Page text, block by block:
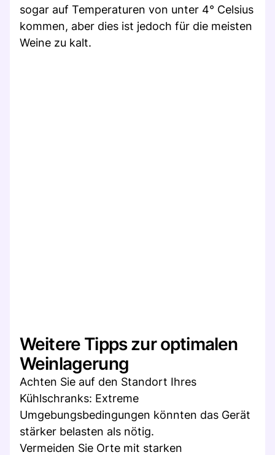
sogar auf Temperaturen von unter 4° Celsius
kommen, aber dies ist jedoch für die meisten
Weine zu kalt.
Weitere Tipps zur optimalen
Weinlagerung
Achten Sie auf den Standort Ihres
Kühlschranks: Extreme
Umgebungsbedingungen könnten das Gerät
stärker belasten als nötig.
Vermeiden Sie Orte mit starken